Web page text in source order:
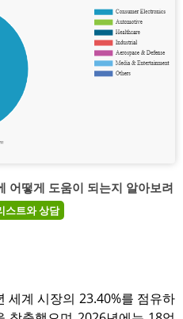
어떻게 도움이 되는지 알아보려
스트와 상담
세계 시장의 23.40%를 점유하